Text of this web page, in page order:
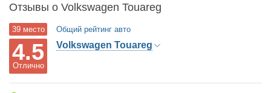
Отзывы о Volkswagen Touareg
39 место
Отлично
4.5
Общий рейтинг авто
Volkswagen Touareg